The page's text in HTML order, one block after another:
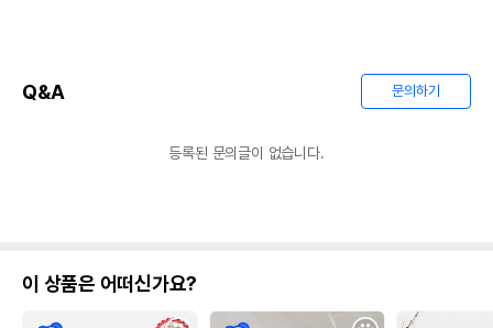
Q&A 문의하기
등록된 문의글이 없습니다.
이 상품은 어떠신가요?